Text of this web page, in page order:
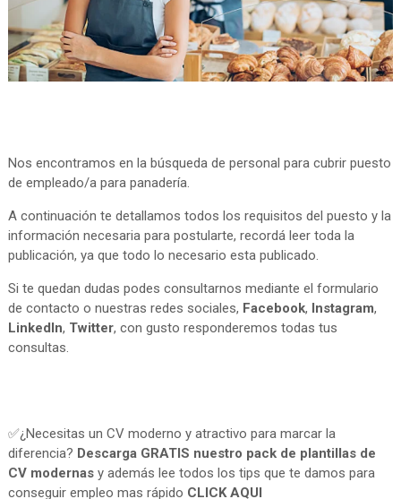
Nos encontramos en la búsqueda de personal para cubrir puesto
de empleado/a para panadería.
A continuación te detallamos todos los requisitos del puesto y la
información necesaria para postularte, recordá leer toda la
publicación, ya que todo lo necesario esta publicado.
Si te quedan dudas podes consultarnos mediante el formulario
de contacto o nuestras redes sociales, Facebook, Instagram,
LinkedIn, Twitter, con gusto responderemos todas tus
consultas.
✅¿Necesitas un CV moderno y atractivo para marcar la
diferencia? Descarga GRATIS nuestro pack de plantillas de
CV modernasy además lee todos los tips que te damos para
conseguir empleo mas rápido CLICK AQUI